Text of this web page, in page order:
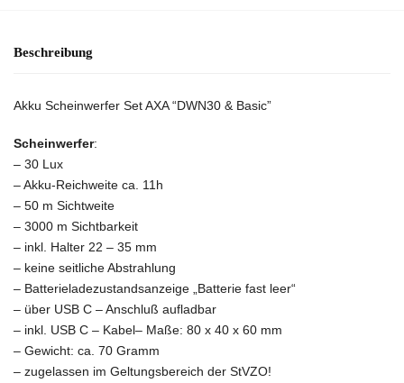
Beschreibung
Akku Scheinwerfer Set AXA “DWN30 & Basic”
Scheinwerfer:
– 30 Lux
– Akku-Reichweite ca. 11h
– 50 m Sichtweite
– 3000 m Sichtbarkeit
– inkl. Halter 22 – 35 mm
– keine seitliche Abstrahlung
– Batterieladezustandsanzeige „Batterie fast leer“
– über USB C – Anschluß aufladbar
– inkl. USB C – Kabel– Maße: 80 x 40 x 60 mm
– Gewicht: ca. 70 Gramm
– zugelassen im Geltungsbereich der StVZO!